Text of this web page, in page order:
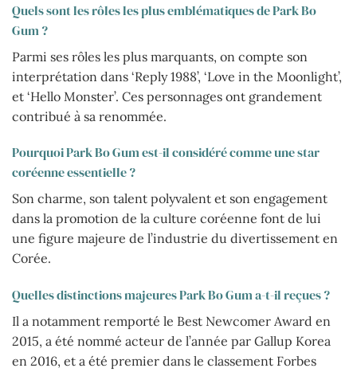
Quels sont les rôles les plus emblématiques de Park Bo
Gum ?
Parmi ses rôles les plus marquants, on compte son
interprétation dans ‘Reply 1988’, ‘Love in the Moonlight’,
et ‘Hello Monster’. Ces personnages ont grandement
contribué à sa renommée.
Pourquoi Park Bo Gum est-il considéré comme une star
coréenne essentielle ?
Son charme, son talent polyvalent et son engagement
dans la promotion de la culture coréenne font de lui
une figure majeure de l’industrie du divertissement en
Corée.
Quelles distinctions majeures Park Bo Gum a-t-il reçues ?
Il a notamment remporté le Best Newcomer Award en
2015, a été nommé acteur de l’année par Gallup Korea
en 2016, et a été premier dans le classement Forbes